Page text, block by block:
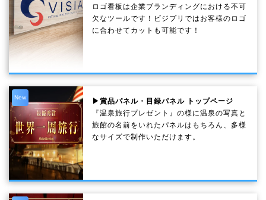
ロゴ看板は企業ブランディングにおける不可
欠なツールです！ビジプリではお客様のロゴ
に合わせてカットも可能です！
New
▶賞品パネル・目録パネル トップページ
『温泉旅行プレゼント』の様に温泉の写真と
旅館の名前をいれたパネルはもちろん、多様
なサイズで制作いただけます。